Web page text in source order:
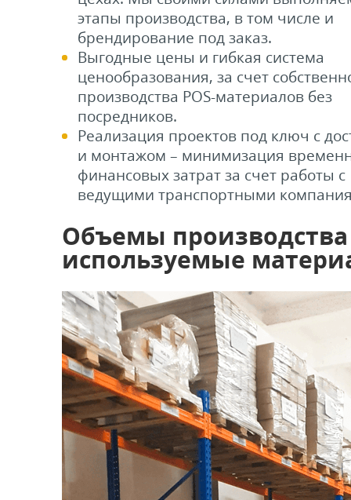
этапы производства, в том числе и
брендирование под заказ.
Выгодные цены и гибкая система
ценообразования, за счет
производства POS-материалов без
посредников.
Реализация проектов под ключ с
и монтажом – минимизация
финансовых затрат за счет работы с
ведущими транспортными
Объемы
используемые